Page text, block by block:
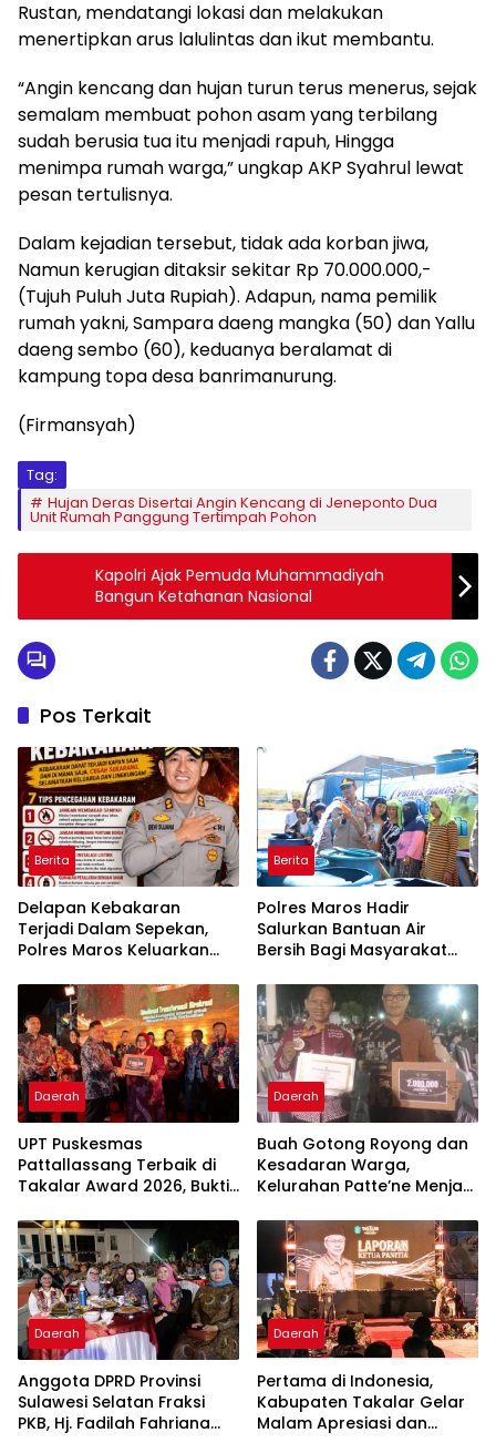
Rustan, mendatangi lokasi dan melakukan
menertipkan arus lalulintas dan ikut membantu.
“Angin kencang dan hujan turun terus menerus, sejak
semalam membuat pohon asam yang terbilang
sudah berusia tua itu menjadi rapuh, Hingga
menimpa rumah warga,” ungkap AKP Syahrul lewat
pesan tertulisnya.
Dalam kejadian tersebut, tidak ada korban jiwa,
Namun kerugian ditaksir sekitar Rp 70.000.000,-
(Tujuh Puluh Juta Rupiah). Adapun, nama pemilik
rumah yakni, Sampara daeng mangka (50) dan Yallu
daeng sembo (60), keduanya beralamat di
kampung topa desa banrimanurung.
(Firmansyah)
Tag:
Hujan Deras Disertai Angin Kencang di Jeneponto Dua
Unit Rumah Panggung Tertimpah Pohon
Kapolri Ajak Pemuda Muhammadiyah
Bangun Ketahanan Nasional
Pos Terkait
Berita
Delapan Kebakaran
Terjadi Dalam Sepekan,
Polres Maros Keluarkan
Masyarakat
Berita
Polres Maros Hadir
Salurkan Bantuan Air
Bersih Bagi Masyarakat
Di Maros
Daerah
UPT Puskesmas
Pattallassang Terbaik di
Takalar Award 2026, Bukti
Pelayanan Kesehatan
Berkualitas
Daerah
Buah Gotong Royong dan
Kesadaran Warga,
Kelurahan Patte’ne Menjadi
2026
Daerah
Anggota DPRD Provinsi
Sulawesi Selatan Fraksi
PKB, Hj. Fadilah Fahriana
Daerah
Pertama di Indonesia,
Kabupaten Takalar Gelar
Malam Apresiasi dan